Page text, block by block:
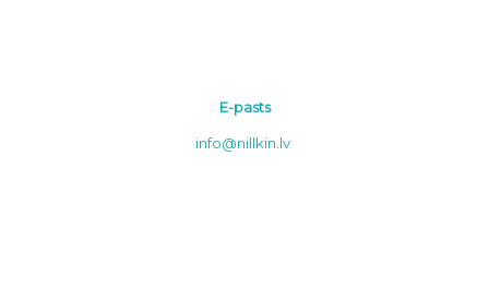
E-pasts
info@nillkin.lv